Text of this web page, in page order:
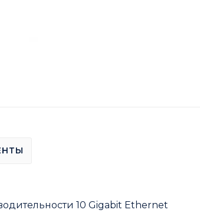
10 Gigabit Ethernet